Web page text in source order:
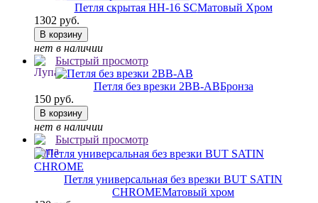
Петля скрытая HH-16 SCМатовый Хром
1302 руб.
В корзину
нет в наличии
Быстрый просмотр
Петля без врезки 2BB-ABБронза
150 руб.
В корзину
нет в наличии
Быстрый просмотр
Петля универсальная без врезки BUT SATIN
CHROMEМатовый хром